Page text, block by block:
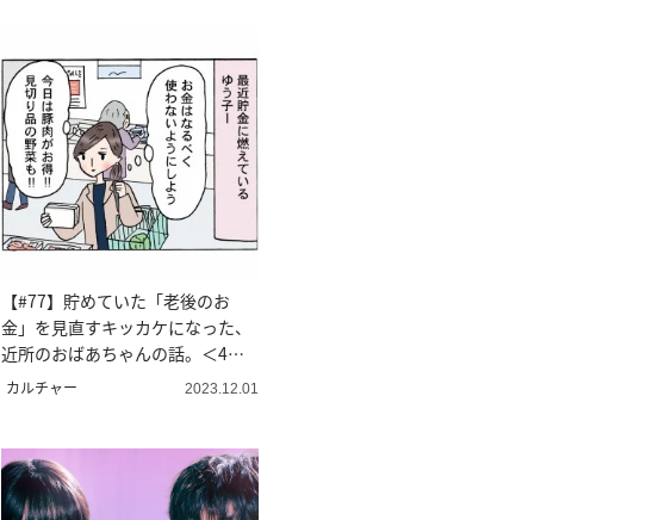
【#77】貯めていた「老後のお
金」を見直すキッカケになった、
近所のおばあちゃんの話。＜4コ
マ漫画＞
カルチャー 2023.12.01